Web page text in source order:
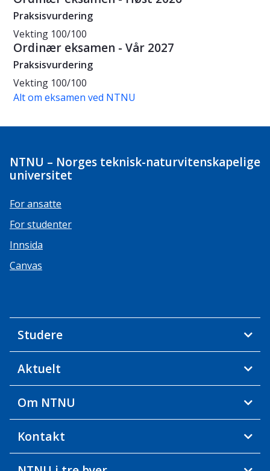
Praksisvurdering
Vekting 100/100
Ordinær eksamen - Vår 2027
Praksisvurdering
Vekting 100/100
Alt om eksamen ved NTNU
NTNU – Norges teknisk-naturvitenskapelige
universitet
For ansatte
For studenter
Innsida
Canvas
Studere
Aktuelt
Om NTNU
Kontakt